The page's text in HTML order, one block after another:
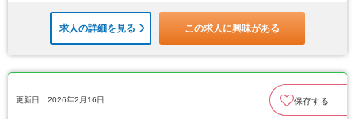
求人の詳細を見る この求人に興味がある
更新日：2026年2月16日 保存する